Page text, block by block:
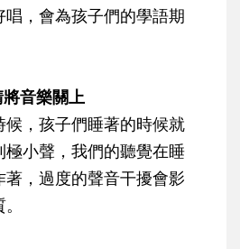
，會為孩子們的學語期
音樂關上
，孩子們睡著的時候就
極小聲，我們的聽覺在睡
，過度的聲音干擾會影